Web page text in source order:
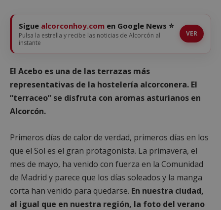
Sigue alcorconhoy.com en Google News ⭐
Pulsa la estrella y recibe las noticias de Alcorcón al
instante
VER
El Acebo es una de las terrazas más
representativas de la hostelería alcorconera. El
“terraceo” se disfruta con aromas asturianos en
Alcorcón.
Primeros días de calor de verdad, primeros días en los
que el Sol es el gran protagonista. La primavera, el
mes de mayo, ha venido con fuerza en la Comunidad
de Madrid y parece que los días soleados y la manga
corta han venido para quedarse. En nuestra ciudad,
al igual que en nuestra región, la foto del verano